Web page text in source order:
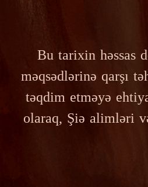
Bu tarixin həssas
məqsədlərinə qarşı
təqdim etməyə
olaraq, Şiə alimləri